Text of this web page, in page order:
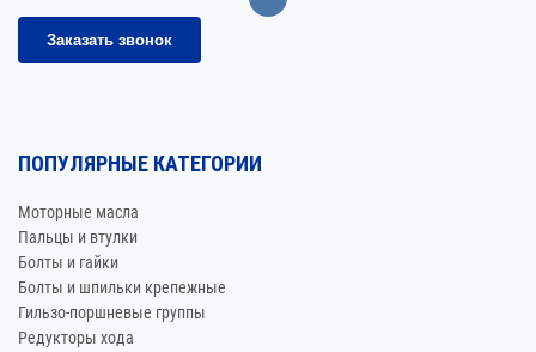
Заказать звонок
ПОПУЛЯРНЫЕ КАТЕГОРИИ
Моторные масла
Пальцы и втулки
Болты и гайки
Болты и шпильки крепежные
Гильзо-поршневые группы
Редукторы хода